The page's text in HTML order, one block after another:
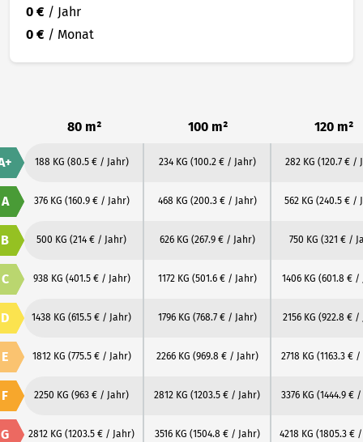
0 € / Jahr
0 € / Monat
80 m² 100 m² 120 m²
188 KG (80.5 € / Jahr) 234 KG (100.2 € / Jahr) 282 KG (120.7 € /
A 376 KG (160.9 € / Jahr) 468 KG (200.3 € / Jahr) 562 KG (240.5 € /
B 500 KG (214 € / Jahr) 626 KG (267.9 € / Jahr) 750 KG (321 € /
C 938 KG (401.5 € / Jahr) 1172 KG (501.6 € / Jahr) 1406 KG (601.8 € /
D 1438 KG (615.5 € / Jahr) 1796 KG (768.7 € / Jahr) 2156 KG (922.8 € /
E 1812 KG (775.5 € / Jahr) 2266 KG (969.8 € / Jahr) 2718 KG (1163.3 €
F 2250 KG (963 € / Jahr) 2812 KG (1203.5 € / Jahr) 3376 KG (1444.9 €
G 2812 KG (1203.5 € / Jahr) 3516 KG (1504.8 € / Jahr) 4218 KG (1805.3 €